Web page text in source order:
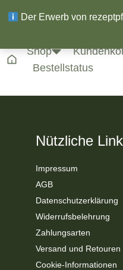
Shop
Bestellstatus
Nützliche
Impressum
AGB
Datenschutzerklärung
Widerrufsbelehrung
Zahlungsarten
Versand und Retouren
Cookie-Informationen
Der Erwerb von